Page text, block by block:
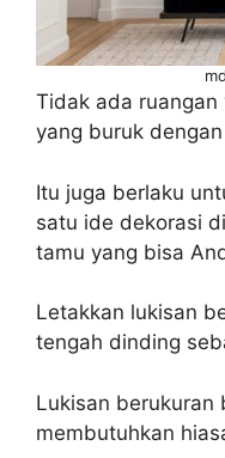
Tidak ada
yang buruk
Itu juga berlaku
satu ide dekorasi
tamu yang bisa
Letakkan lukisan
tengah dinding
Lukisan
membutuhkan